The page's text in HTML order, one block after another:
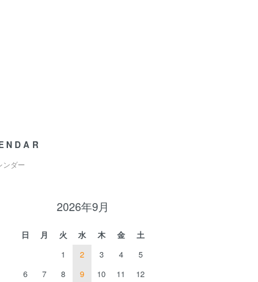
ンダー
2026年9月
日 月 火 水 木 金
土
1
2 3 4
5
6
7 8 9 10 11
12